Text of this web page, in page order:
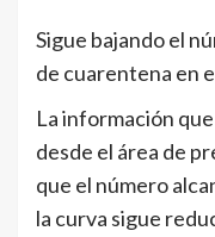
Sigue bajando el
de cuarentena en
La información
desde el área de
que el número
la curva sigue